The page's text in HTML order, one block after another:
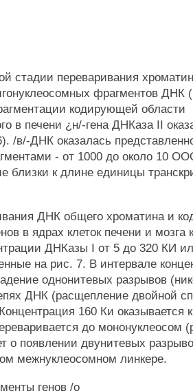
стадии переваривания
фрагментов ДНК
кодирующей области
в печени ¿н/-гена ДНКаза II
/в/-ДНК оказалась
- от 1000 до около 10
близки к длине единицы
ДНК общего хроматина и
в ядрах клеток печени и мозга
ДНКазы I от 5 до 320 КИ
на рис. 7. В интервале
однонитевых разрывов
ДНК (расщепление двойной
160 Ки оказывается
до мононуклеосом
о появлении двунитевых
межнуклеосомном линкере.
генов /о